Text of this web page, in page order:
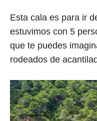
Esta cala es para ir
estuvimos con 5
que te puedes
rodeados de